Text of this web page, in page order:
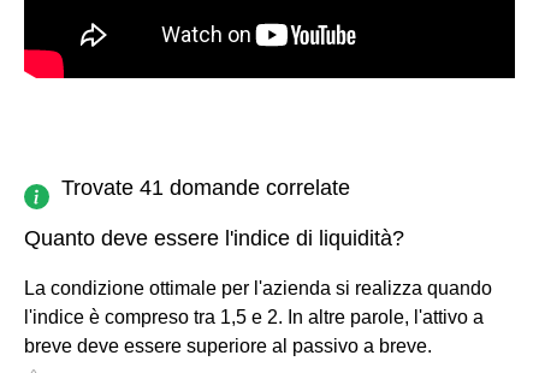
Trovate 41 domande correlate
Quanto deve essere l'indice di liquidità?
La condizione ottimale per l'azienda si realizza quando
l'indice è compreso tra 1,5 e 2. In altre parole, l'attivo a
breve deve essere superiore al passivo a breve.